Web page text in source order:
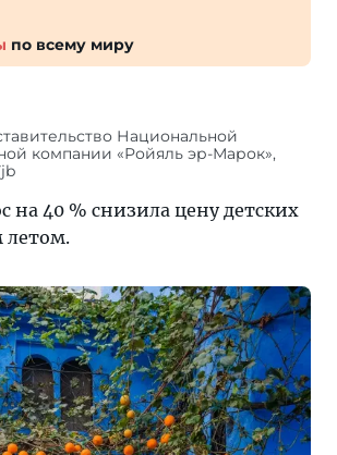
по всему миру
Национальной
компании «Ройяль эр-Марок»,
на 40 % снизила цену детских
летом.